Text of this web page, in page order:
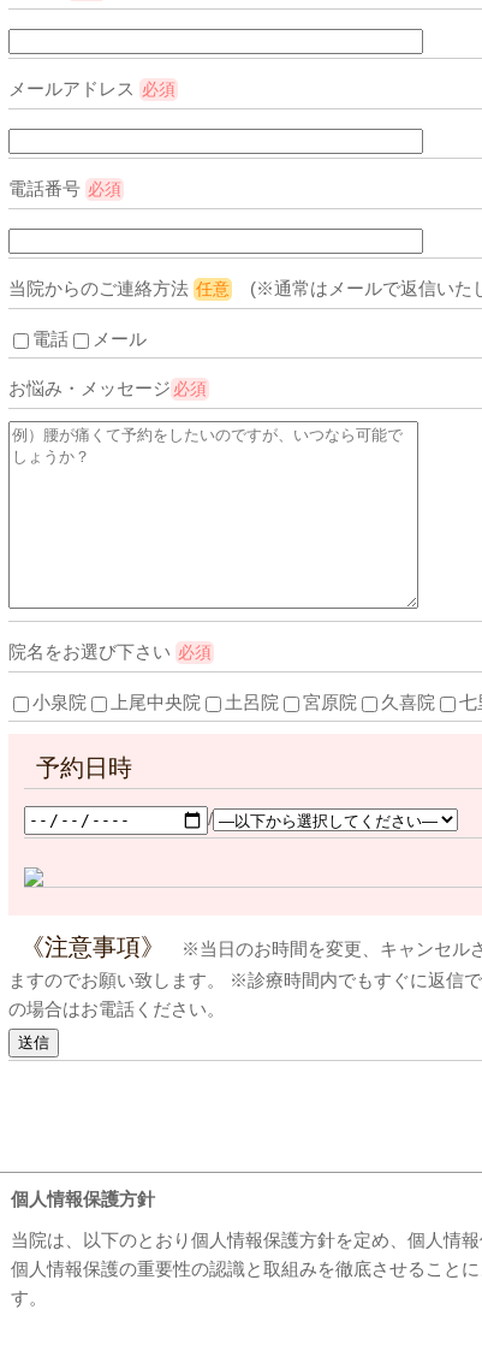
メールアドレス 必須
電話番号 必須
当院からのご連絡方法任意 (※通常はメールで返信いた
電話 メール
お悩み・メッセージ 必須
院名をお選び下さい 必須
小泉院 上尾中央院 土呂院 宮原院 久喜院 七
予約日時
/
《注意事項》
※当日のお時間を変更、キャンセル
ますのでお願い致します。 ※診療時間内でもすぐに返信
の場合はお電話ください。
個人情報保護方針
当院は、以下のとおり個人情報保護方針を定め、個人情
個人情報保護の重要性の認識と取組みを徹底させること
す。